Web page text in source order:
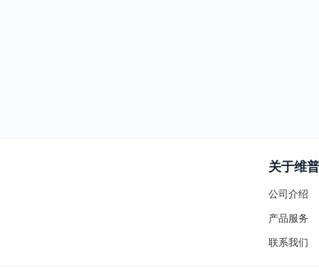
关于维普
公司介绍
产品服务
联系我们